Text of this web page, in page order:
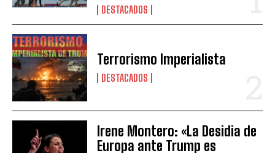
DESTACADOS
Terrorismo Imperialista
DESTACADOS
Irene Montero: «La Desidia de
Europa ante Trump es